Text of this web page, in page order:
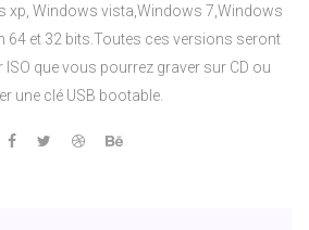
xp, Windows vista,Windows 7,Windows
64 et 32 bits.Toutes ces versions seront
que vous pourrez graver sur CD ou
une clé USB bootable.